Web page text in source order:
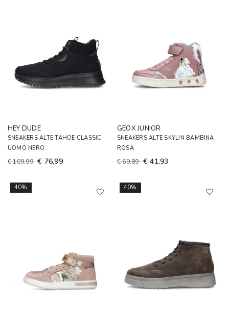
HEY DUDE
SNEAKERS ALTE TAHOE CLASSIC
UOMO NERO
€ 109,99 € 76,99
GEOX JUNIOR
SNEAKERS ALTE SKYLIN BAMBINA
ROSA
€ 69,89 € 41,93
40% 40%